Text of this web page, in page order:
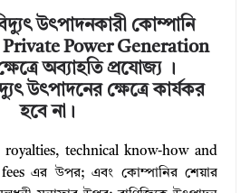
উৎপাদনকারী কোম্পানি
Power Generation
অব্যাহতি প্রযোজ্য ।
উৎপাদনের ক্ষেত্রে কার্যকর
হবে না।
royalties, technical know-how and
fees এর উপর; এবং কোম্পানির শেয়ার